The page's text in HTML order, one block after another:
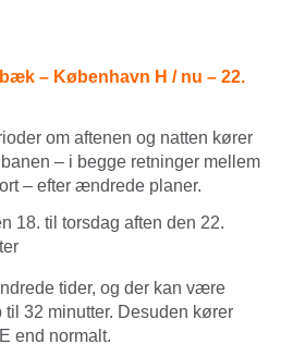
– København H / nu – 22.
om aftenen og natten kører
– i begge retninger mellem
– efter ændrede planer.
18. til torsdag aften den 22.
tider, og der kan være
32 minutter. Desuden kører
end normalt.